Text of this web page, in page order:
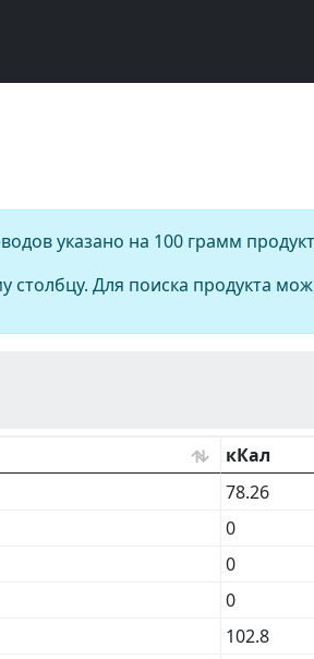
указано на 100 грамм
Для поиска продукта
кКал
78.26
0
0
0
102.8